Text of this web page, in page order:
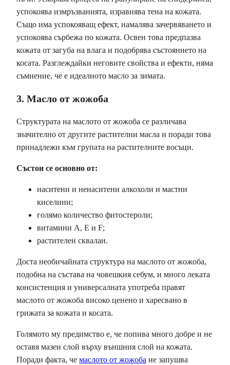
успокоява измръзванията, изравнява тена на кожата.
Също има успокояващ ефект, намалява зачервяването и
успокоява сърбежа по кожата. Освен това предпазва
кожата от загуба на влага и подобрява състоянието на
косата. Разглеждайки неговите свойства и ефекти, няма
съмнение, че е идеалното масло за зимата.
3. Масло от жожоба
Структурата на маслото от жожоба се различава
значително от другите растителни масла и поради това
принадлежи към групата на растителните восъци.
Състои се основно от:
наситени и ненаситени алкохоли и мастни
киселини;
голямо количество фитостероли;
витамини А, Е и F;
растителен сквалан.
Доста необичайната структура на маслото от жожоба,
подобна на състава на човешкия себум, и много леката
консистенция и универсалната употреба правят
маслото от жожоба високо ценено и харесвано в
грижата за кожата и косата.
Голямото му предимство е, че попива много добре и не
оставя мазен слой върху външния слой на кожата.
Поради факта, че маслото от жожоба не запушва